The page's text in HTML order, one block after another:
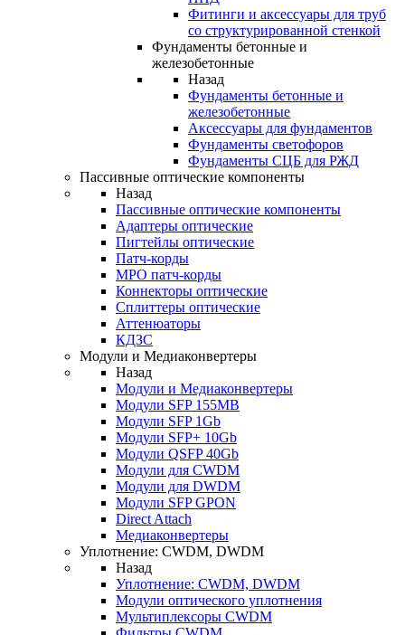
Фитинги и аксессуары для труб
со структурированной стенкой
Фундаменты бетонные и
железобетонные
Назад
Фундаменты бетонные и
железобетонные
Аксессуары для фундаментов
Фундаменты светофоров
Фундаменты СЦБ для РЖД
Пассивные оптические компоненты
Назад
Пассивные оптические компоненты
Адаптеры оптические
Пигтейлы оптические
Патч-корды
MPO патч-корды
Коннекторы оптические
Сплиттеры оптические
Аттенюаторы
КДЗС
Модули и Медиаконвертеры
Назад
Модули и Медиаконвертеры
Модули SFP 155MB
Модули SFP 1Gb
Модули SFP+ 10Gb
Модули QSFP 40Gb
Модули для CWDM
Модули для DWDM
Модули SFP GPON
Direct Attach
Медиаконвертеры
Уплотнение: CWDM, DWDM
Назад
Уплотнение: CWDM, DWDM
Модули оптического уплотнения
Мультиплексоры CWDM